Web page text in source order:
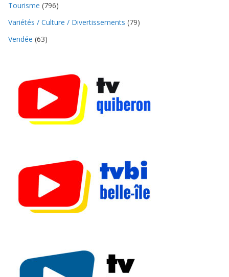
Tourisme (796)
Variétés / Culture / Divertissements (79)
Vendée (63)